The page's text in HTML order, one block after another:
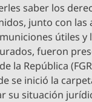
saber los
junto con las
útiles y
fueron
la República
se inició la
su situación